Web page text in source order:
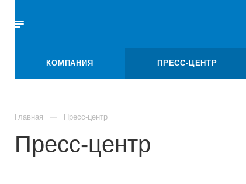
КОМПАНИЯ ПРЕСС-ЦЕНТР
Главная Пресс-центр
Пресс-центр